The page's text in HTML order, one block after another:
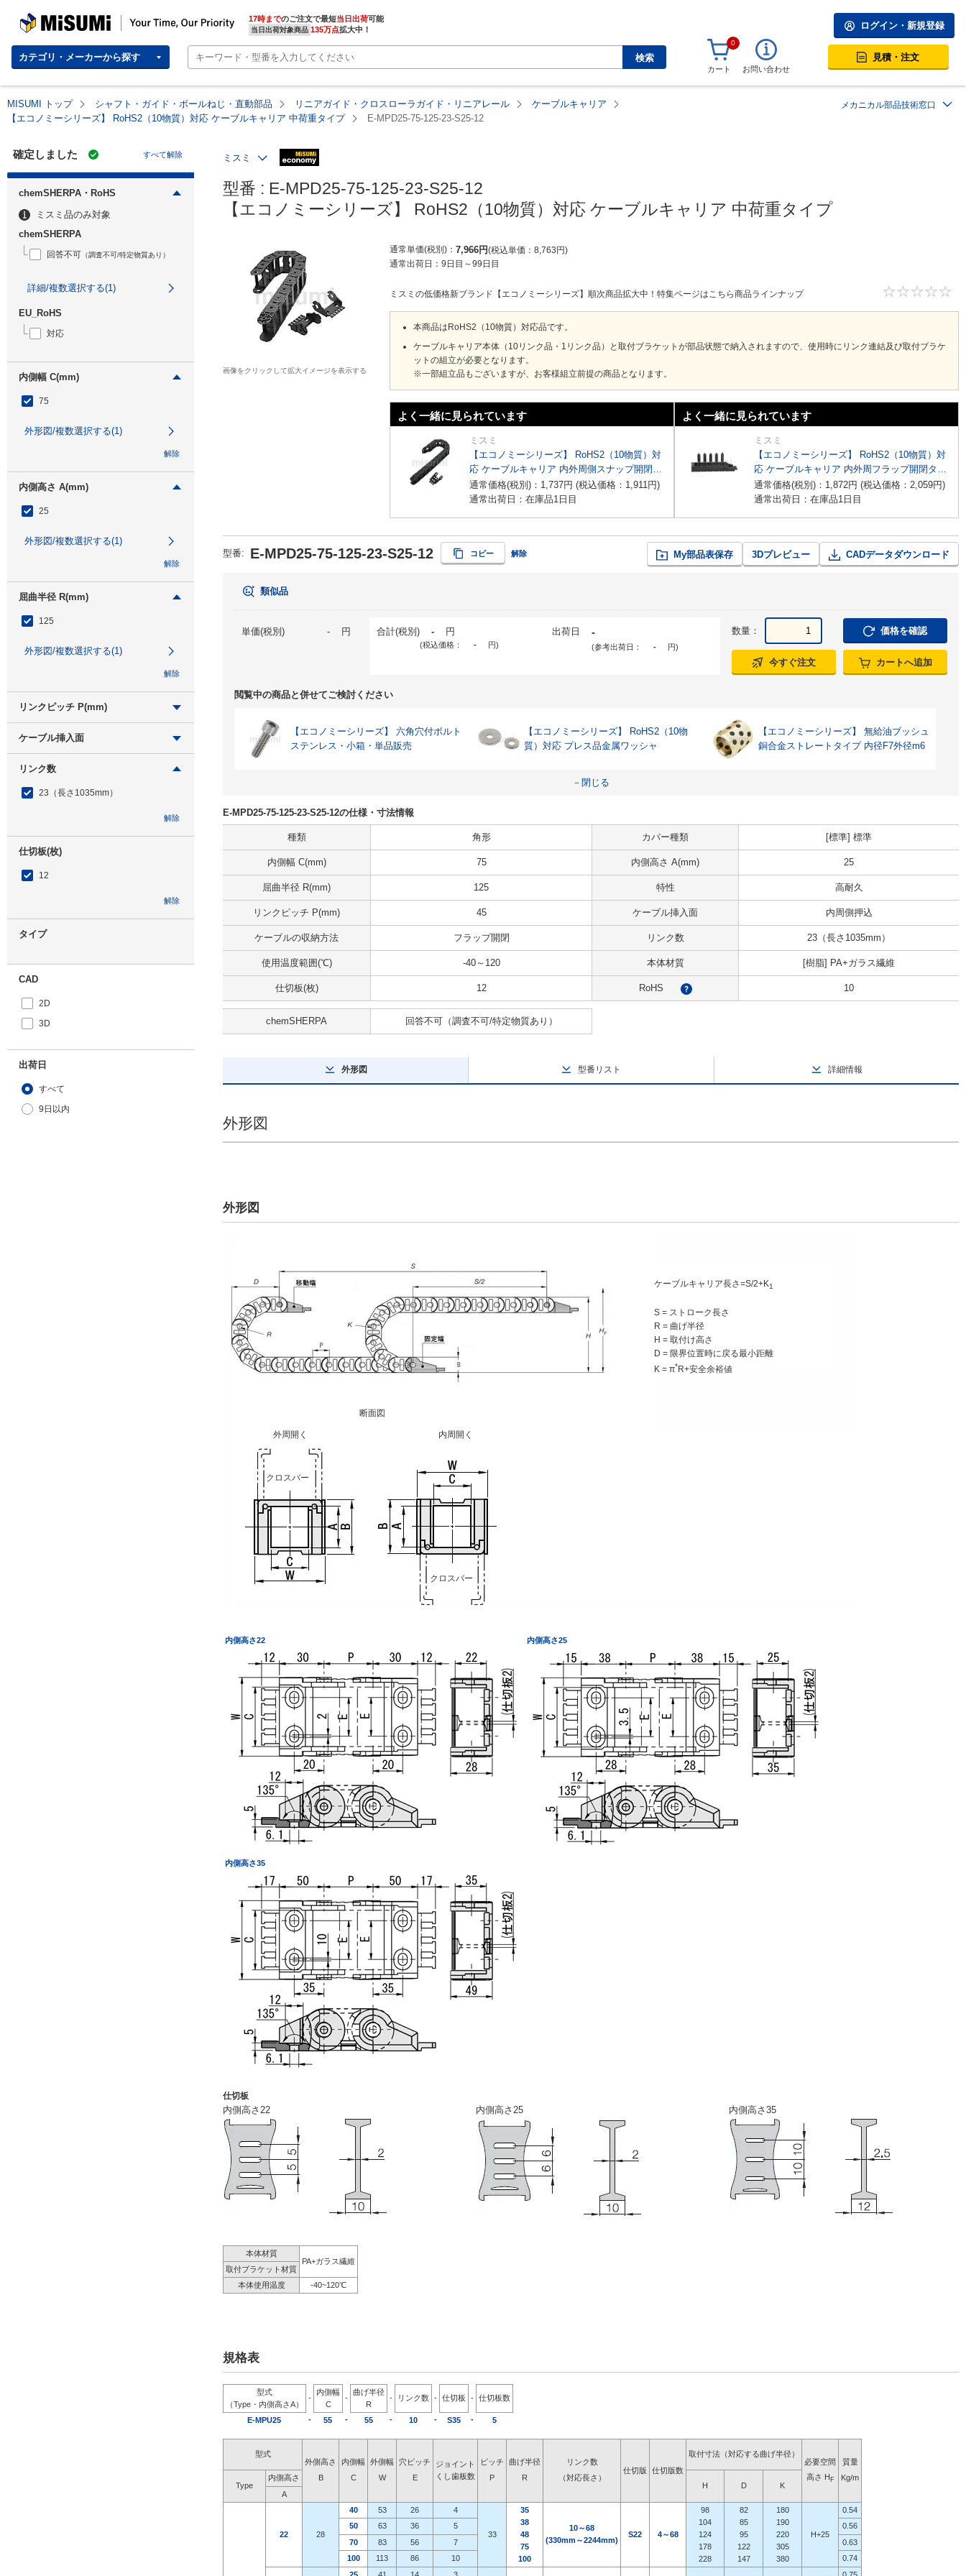
MISUMI | Your Time, Our Priority 17時までのご注文で最短当日出荷
当日出荷対象商品 135万点拡大中！
カテゴリ・メーカーから探す 検索
ログイン・新規登録
0
カート お問い合わせ
見積・注文
MISUMI トップ シャフト・ガイド・ボールねじ・直動部品 リニアガイド・クロスローラガイド・リニアレール
ケーブルキャリア
【エコノミーシリーズ】 RoHS2（10物質）対応 ケーブルキャリア 中荷重タイプ
E-MPD25-75-125-23-S25-12
メカニカル部品技術窓口
確定しました すべて解除
chemSHERPA・RoHS
ミスミ品のみ対象
chemSHERPA
回答不可 （調査不可/特定物質あり）
詳細/複数選択する(1)
EU_RoHS
対応
内側幅 C(mm)
75
外形図/複数選択する(1)
解除
内側高さ A(mm)
25
外形図/複数選択する(1)
解除
屈曲半径 R(mm)
125
外形図/複数選択する(1)
解除
リンクピッチ P(mm)
45
ケーブル挿入面
リンク数
23（長さ1035mm）
解除
仕切板(枚)
12
解除
タイプ
CAD
2D
3D
出荷日
すべて
9日以内
ミスミ
型番 : E-MPD25-75-125-23-S25-12
【エコノミーシリーズ】 RoHS2（10物質）対応 ケーブルキャリア 中荷重タイプ
画像をクリックして拡大イメージを表示する
通常単価(税別) 7,966円 税込単価 8,763円
通常出荷日： 9日目 ～99日目
ミスミの低価格新ブランド【エコノミーシリーズ】順次商品拡大中！特集ページはこちら商品ラインナップ
本商品はRoHS2（10物質）対応品です。
ケーブルキャリア本体（10リンク品・1リンク品）と取付ブラケットが部品状態で納入されますので、使用時にリンク連結及び取付ブラケ
ットの組立が必要となります。
※一部組立品もございますが、お客様組立前提の商品となります。
よく一緒に見られています
ミスミ
【エコノミーシリーズ】 RoHS2（10物質）対
応 ケーブルキャリア 内外周側スナップ開閉タ
イプ
通常価格(税別)： 1,737円 (税込価格： 1,911円)
通常出荷日：在庫品1日目
よく一緒に見られています
ミスミ
【エコノミーシリーズ】 RoHS2（10物質）対
応 ケーブルキャリア 内外周フラップ開閉タイ
プ
通常価格(税別)： 1,872円 (税込価格： 2,059円)
通常出荷日：在庫品1日目
型番: E-MPD25-75-125-23-S25-12 コピー 解除 My部品表保存 3Dプレビュー CADデータダウンロード
類似品
単価(税別) - 円 合計(税別) - 円
(税込価格： - 円)
出荷日 -
(参考出荷日： - 円)
数量： 価格を確認
今すぐ注文 カートへ追加
閲覧中の商品と併せてご検討ください
【エコノミーシリーズ】 六角穴付ボルト
ステンレス・小箱・単品販売
【エコノミーシリーズ】 RoHS2（10物
質）対応 プレス品金属ワッシャ
【エコノミーシリーズ】 無給油ブッシュ
銅合金ストレートタイプ 内径F7外径m6
－閉じる
E-MPD25-75-125-23-S25-12の仕様・寸法情報
種類 角形 カバー種類 [標準] 標準
内側幅 C(mm) 75 内側高さ A(mm) 25
屈曲半径 R(mm) 125 特性 高耐久
リンクピッチ P(mm) 45 ケーブル挿入面 内周側押込
ケーブルの収納方法 フラップ開閉 リンク数 23（長さ1035mm）
使用温度範囲(℃) -40～120 本体材質 [樹脂] PA+ガラス繊維
仕切板(枚) 12 RoHS ? 10
chemSHERPA 回答不可（調査不可/特定物質あり）
外形図 型番リスト 詳細情報
外形図
外形図
ケーブルキャリア長さ=S/2+K1
S = ストローク長さ
R = 曲げ半径
H = 取付け高さ
D = 限界位置時に戻る最小距離
K = π*R+安全余裕値
断面図
外周開く 内周開く
クロスバー
クロスバー
内側高さ22 内側高さ25
内側高さ35
仕切板
内側高さ22 内側高さ25 内側高さ35
本体材質
PA+ガラス繊維
取付ブラケット材質
本体使用温度
-40~120℃
規格表
型式
（Type・内側高さA）
-
内側幅
C
-
曲げ半径
R
- リンク数 - 仕切板 - 仕切板数
E-MPU25 - 55 - 55 - 10 - S35 - 5
型式
ジョイント
くし歯板数
仕切版 仕切版数
取付寸法（対応する曲げ半径）
外側高さ
内側幅 外側幅 穴ピッチ ピッチ 曲げ半径 リンク数 必要空間 質量
Type
内側高さ B C W E P R
（対応長さ）
H
D K
高さ H F
Kg/m
A
22 28
40 53 26 4
33
35
38
48
75
100
10～68
(330mm～2244mm)
S22 4～68
98
104
124
178
228
82
85
95
122
147
180
190
220
305
380
H+25
0.54
50
63 36 5
0.56
70
83 56 7
0.63
100
113 86 10
0.74